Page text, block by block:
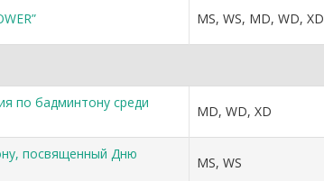
MS, WS, MD, WD, XD
по бадминтону среди
MD, WD, XD
посвященный Дню
MS, WS